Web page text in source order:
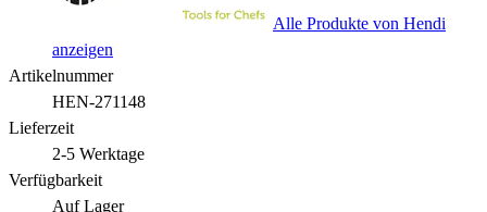
Alle Produkte von Hendi
anzeigen
Artikelnummer
HEN-271148
Lieferzeit
2-5 Werktage
Verfügbarkeit
Auf Lager